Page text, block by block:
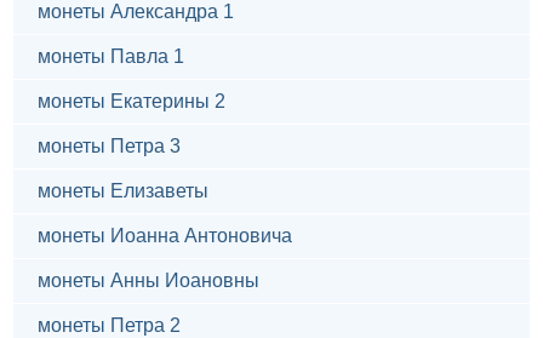
монеты Александра 1
монеты Павла 1
монеты Екатерины 2
монеты Петра 3
монеты Елизаветы
монеты Иоанна Антоновича
монеты Анны Иоановны
монеты Петра 2